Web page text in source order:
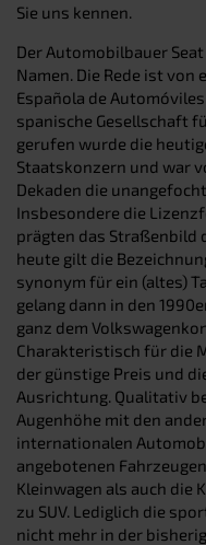
Sie uns kennen.
Der Automobilbauer
Namen. Die Rede ist von
Española de
spanische Gesellschaft
gerufen wurde die
Staatskonzern und war
Dekaden die
Insbesondere die
prägten das Straßenbild
heute gilt die
synonym für ein (altes)
gelang dann in den
ganz dem
Charakteristisch für die
der günstige Preis und
Ausrichtung. Qualitativ
Augenhöhe mit den
internationalen
angebotenen
Kleinwagen als auch die
zu SUV. Lediglich die
nicht mehr in der